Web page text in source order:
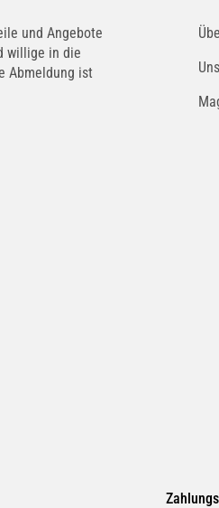
und Angebote
willige in die
Abmeldung ist